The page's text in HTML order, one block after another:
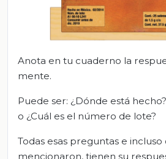
Anota en tu cuaderno la
mente.
Puede ser: ¿Dónde está
o ¿Cuál es el número de lote?
Todas esas preguntas e incluso
mencionaron, tienen su